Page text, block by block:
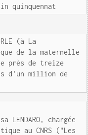
quinquennat
(à La
de la maternelle
près de treize
d'un million de
LENDARO, chargée
au CNRS ("Les